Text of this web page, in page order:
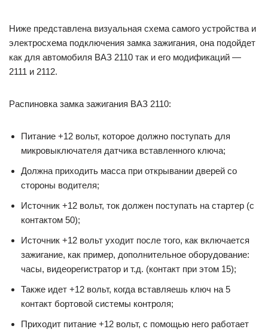
Ниже представлена визуальная схема самого устройства и
электросхема подключения замка зажигания, она подойдет
как для автомобиля ВАЗ 2110 так и его модификаций —
2111 и 2112.
Распиновка замка зажигания ВАЗ 2110:
Питание +12 вольт, которое должно поступать для
микровыключателя датчика вставленного ключа;
Должна приходить масса при открывании дверей со
стороны водителя;
Источник +12 вольт, ток должен поступать на стартер (с
контактом 50);
Источник +12 вольт уходит после того, как включается
зажигание, как пример, дополнительное оборудование:
часы, видеорегистратор и т.д. (контакт при этом 15);
Также идет +12 вольт, когда вставляешь ключ на 5
контакт бортовой системы контроля;
Приходит питание +12 вольт, с помощью него работает